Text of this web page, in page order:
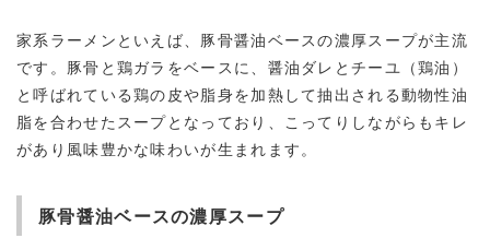
家系ラーメンといえば、豚骨醤油ベースの濃厚スープが主流
です。豚骨と鶏ガラをベースに、醤油ダレとチーユ（鶏油）
と呼ばれている鶏の皮や脂身を加熱して抽出される動物性油
脂を合わせたスープとなっており、こってりしながらもキレ
があり風味豊かな味わいが生まれます。
豚骨醤油ベースの濃厚スープ